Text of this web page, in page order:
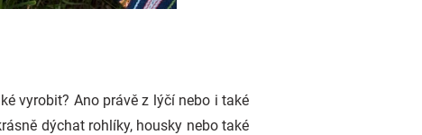
vyrobit? Ano právě z lýčí nebo i také
dýchat rohlíky, housky nebo také